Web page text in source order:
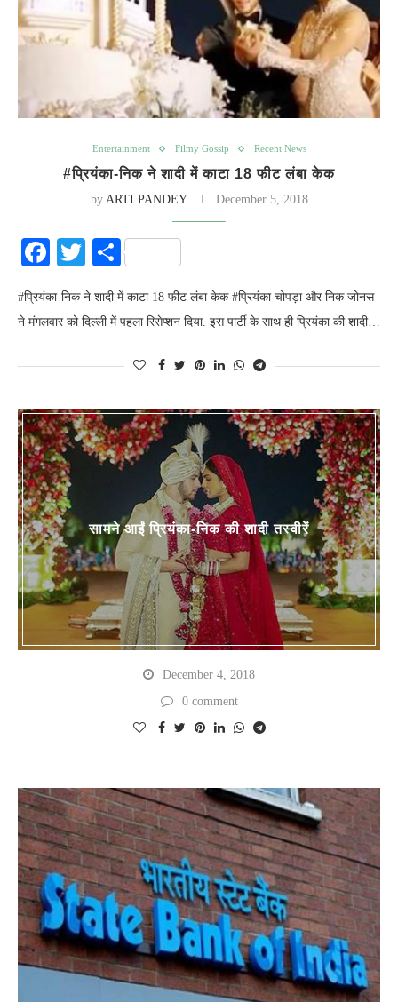
Entertainment Filmy Gossip Recent News
#प्र‍ियंका-निक ने शादी में काटा 18 फीट लंबा केक
by ARTI PANDEY December 5, 2018
Facebook
Twitter
Share
#प्र‍ियंका-निक ने शादी में काटा 18 फीट लंबा केक #प्र‍ियंका चोपड़ा और निक जोनस
ने मंगलवार को द‍िल्ली में पहला र‍िसेप्शन द‍िया. इस पार्टी के साथ ही प्र‍ियंका की शादी…
सामने आईं प्रियंका-निक की शादी तस्वीरें
December 4, 2018
0 comment